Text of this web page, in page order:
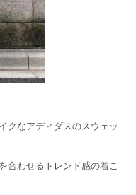
クなアディダスのスウェッ
合わせるトレンド感の着こ